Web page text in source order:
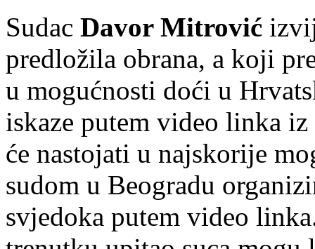
Sudac Davor Mitrović
predložila obrana, a koji
u mogućnosti doći u
iskaze putem video linka
će nastojati u najskorije
sudom u Beogradu
svjedoka putem video